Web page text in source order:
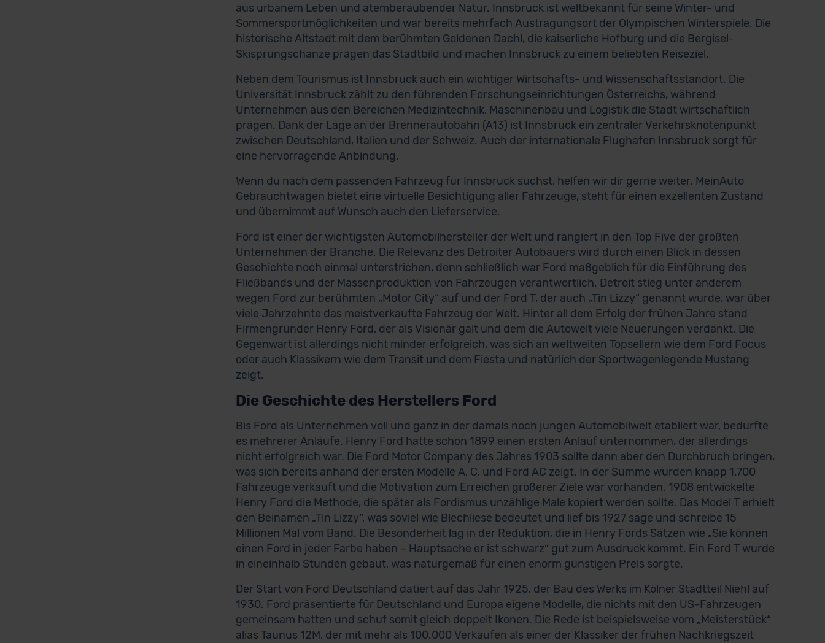
aus urbanem Leben und atemberaubender Natur. Innsbruck ist weltbekannt für seine Winter- und
Sommersportmöglichkeiten und war bereits mehrfach Austragungsort der Olympischen Winterspiele. Die
historische Altstadt mit dem berühmten Goldenen Dachl, die kaiserliche Hofburg und die Bergisel-
Skisprungschanze prägen das Stadtbild und machen Innsbruck zu einem beliebten Reiseziel.
Neben dem Tourismus ist Innsbruck auch ein wichtiger Wirtschafts- und Wissenschaftsstandort. Die
Universität Innsbruck zählt zu den führenden Forschungseinrichtungen Österreichs, während
Unternehmen aus den Bereichen Medizintechnik, Maschinenbau und Logistik die Stadt wirtschaftlich
prägen. Dank der Lage an der Brennerautobahn (A13) ist Innsbruck ein zentraler Verkehrsknotenpunkt
zwischen Deutschland, Italien und der Schweiz. Auch der internationale Flughafen Innsbruck sorgt für
eine hervorragende Anbindung.
Wenn du nach dem passenden Fahrzeug für Innsbruck suchst, helfen wir dir gerne weiter. MeinAuto
Gebrauchtwagen bietet eine virtuelle Besichtigung aller Fahrzeuge, steht für einen exzellenten Zustand
und übernimmt auf Wunsch auch den Lieferservice.
Ford ist einer der wichtigsten Automobilhersteller der Welt und rangiert in den Top Five der größten
Unternehmen der Branche. Die Relevanz des Detroiter Autobauers wird durch einen Blick in dessen
Geschichte noch einmal unterstrichen, denn schließlich war Ford maßgeblich für die Einführung des
Fließbands und der Massenproduktion von Fahrzeugen verantwortlich. Detroit stieg unter anderem
wegen Ford zur berühmten „Motor City“ auf und der Ford T, der auch „Tin Lizzy“ genannt wurde, war über
viele Jahrzehnte das meistverkaufte Fahrzeug der Welt. Hinter all dem Erfolg der frühen Jahre stand
Firmengründer Henry Ford, der als Visionär galt und dem die Autowelt viele Neuerungen verdankt. Die
Gegenwart ist allerdings nicht minder erfolgreich, was sich an weltweiten Topsellern wie dem Ford Focus
oder auch Klassikern wie dem Transit und dem Fiesta und natürlich der Sportwagenlegende Mustang
zeigt.
Die Geschichte des Herstellers Ford
Bis Ford als Unternehmen voll und ganz in der damals noch jungen Automobilwelt etabliert war, bedurfte
es mehrerer Anläufe. Henry Ford hatte schon 1899 einen ersten Anlauf unternommen, der allerdings
nicht erfolgreich war. Die Ford Motor Company des Jahres 1903 sollte dann aber den Durchbruch bringen,
was sich bereits anhand der ersten Modelle A, C, und Ford AC zeigt. In der Summe wurden knapp 1.700
Fahrzeuge verkauft und die Motivation zum Erreichen größerer Ziele war vorhanden. 1908 entwickelte
Henry Ford die Methode, die später als Fordismus unzählige Male kopiert werden sollte. Das Model T erhielt
den Beinamen „Tin Lizzy“, was soviel wie Blechliese bedeutet und lief bis 1927 sage und schreibe 15
Millionen Mal vom Band. Die Besonderheit lag in der Reduktion, die in Henry Fords Sätzen wie „Sie können
einen Ford in jeder Farbe haben – Hauptsache er ist schwarz“ gut zum Ausdruck kommt. Ein Ford T wurde
in eineinhalb Stunden gebaut, was naturgemäß für einen enorm günstigen Preis sorgte.
Der Start von Ford Deutschland datiert auf das Jahr 1925, der Bau des Werks im Kölner Stadtteil Niehl auf
1930. Ford präsentierte für Deutschland und Europa eigene Modelle, die nichts mit den US-Fahrzeugen
gemeinsam hatten und schuf somit gleich doppelt Ikonen. Die Rede ist beispielsweise vom „Meisterstück“
alias Taunus 12M, der mit mehr als 100.000 Verkäufen als einer der Klassiker der frühen Nachkriegszeit